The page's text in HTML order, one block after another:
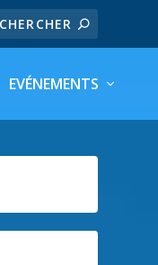
EVÉNEMENTS